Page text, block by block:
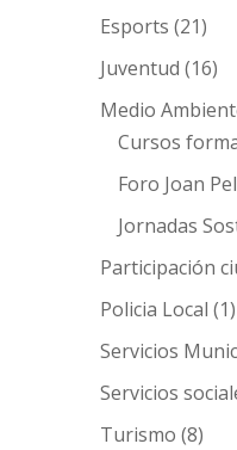
Esports (21)
Juventud (16)
Medio
Cursos
Foro Joan
Jornadas
Participación
Policia Local (1)
Servicios
Servicios
Turismo (8)